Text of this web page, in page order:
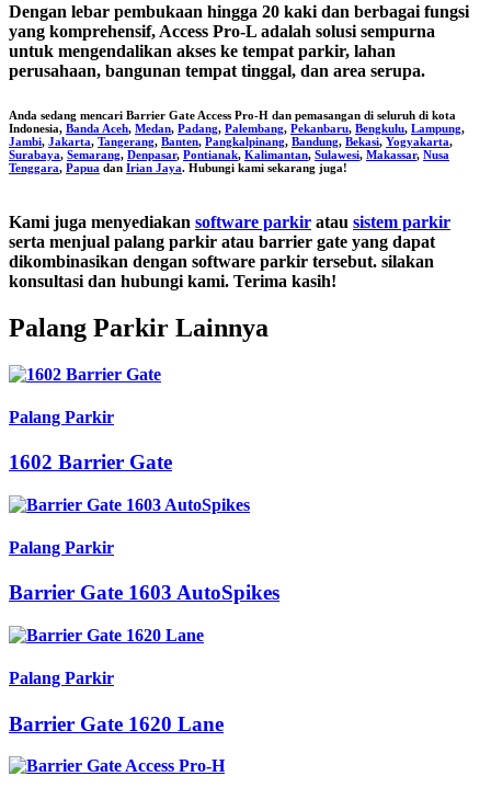
Dengan lebar pembukaan hingga 20 kaki dan berbagai fungsi
yang komprehensif, Access Pro-L adalah solusi sempurna
untuk mengendalikan akses ke tempat parkir, lahan
perusahaan, bangunan tempat tinggal, dan area serupa.
Anda sedang mencari Barrier Gate Access Pro-H dan pemasangan di seluruh di kota
Indonesia, Banda Aceh, Medan, Padang, Palembang, Pekanbaru, Bengkulu, Lampung,
Jambi, Jakarta, Tangerang, Banten, Pangkalpinang, Bandung, Bekasi, Yogyakarta,
Surabaya, Semarang, Denpasar, Pontianak, Kalimantan, Sulawesi, Makassar, Nusa
Tenggara, Papua dan Irian Jaya. Hubungi kami sekarang juga!
Kami juga menyediakan software parkir atau sistem parkir
serta menjual palang parkir atau barrier gate yang dapat
dikombinasikan dengan software parkir tersebut. silakan
konsultasi dan hubungi kami. Terima kasih!
Palang Parkir Lainnya
Palang Parkir
1602 Barrier Gate
Palang Parkir
Barrier Gate 1603 AutoSpikes
Palang Parkir
Barrier Gate 1620 Lane